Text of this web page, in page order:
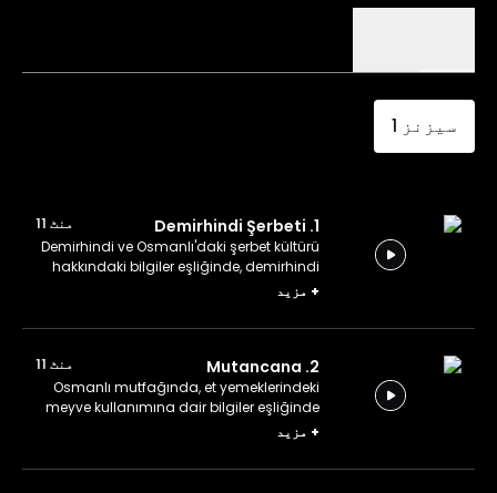
سیزنز 1
1. Demirhindi Şerbeti
منٹ 11
Demirhindi ve Osmanlı'daki şerbet kültürü
hakkındaki bilgiler eşliğinde, demirhindi
şerbeti yapıyoruz.
+ مزید
2. Mutancana
منٹ 11
Osmanlı mutfağında, et yemeklerindeki
meyve kullanımına dair bilgiler eşliğinde
mutancana yapıyoruz.
+ مزید